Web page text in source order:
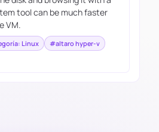
tool can be much faster
VM.
Linux
#altaro hyper-v